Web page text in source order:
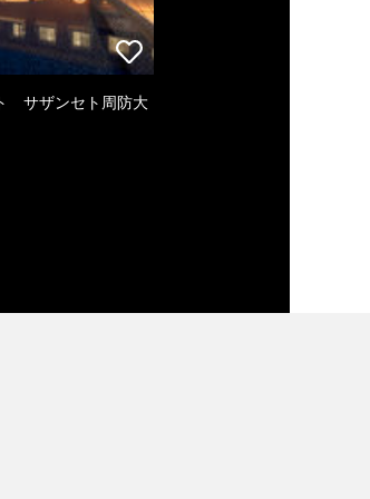
サザンセト周防大